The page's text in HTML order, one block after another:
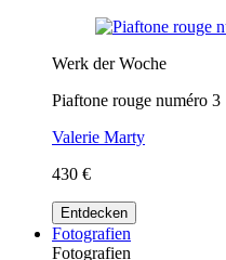
Werk der Woche
Piaftone rouge numéro 3
Valerie Marty
430 €
Entdecken
Fotografien
Fotografien